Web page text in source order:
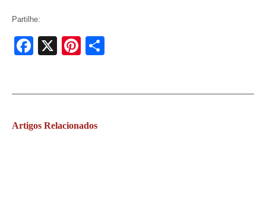
Partilhe:
Facebook
X Pinterest
Artigos Relacionados